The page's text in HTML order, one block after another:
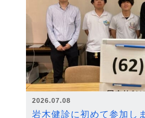
2026.07.08
岩木健診に初めて参加し